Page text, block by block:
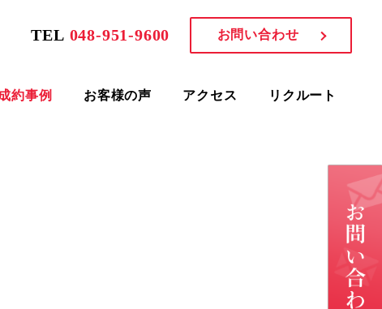
TEL 048-951-9600 お問い合わせ
約事例 お客様の声 アクセス リクルート